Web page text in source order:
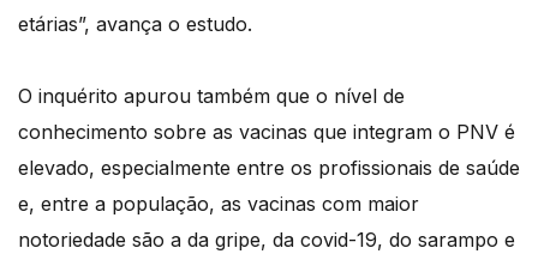
etárias”, avança o estudo.
O inquérito apurou também que o nível de
conhecimento sobre as vacinas que integram o PNV é
elevado, especialmente entre os profissionais de saúde
e, entre a população, as vacinas com maior
notoriedade são a da gripe, da covid-19, do sarampo e